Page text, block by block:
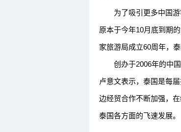
为了吸引更多中国游
原本于今年10月底到期
家旅游局成立60周年，
创办于2006年的中国
卢意文表示，泰国是每
边经贸合作不断加强，
泰国各方面的飞速发展。